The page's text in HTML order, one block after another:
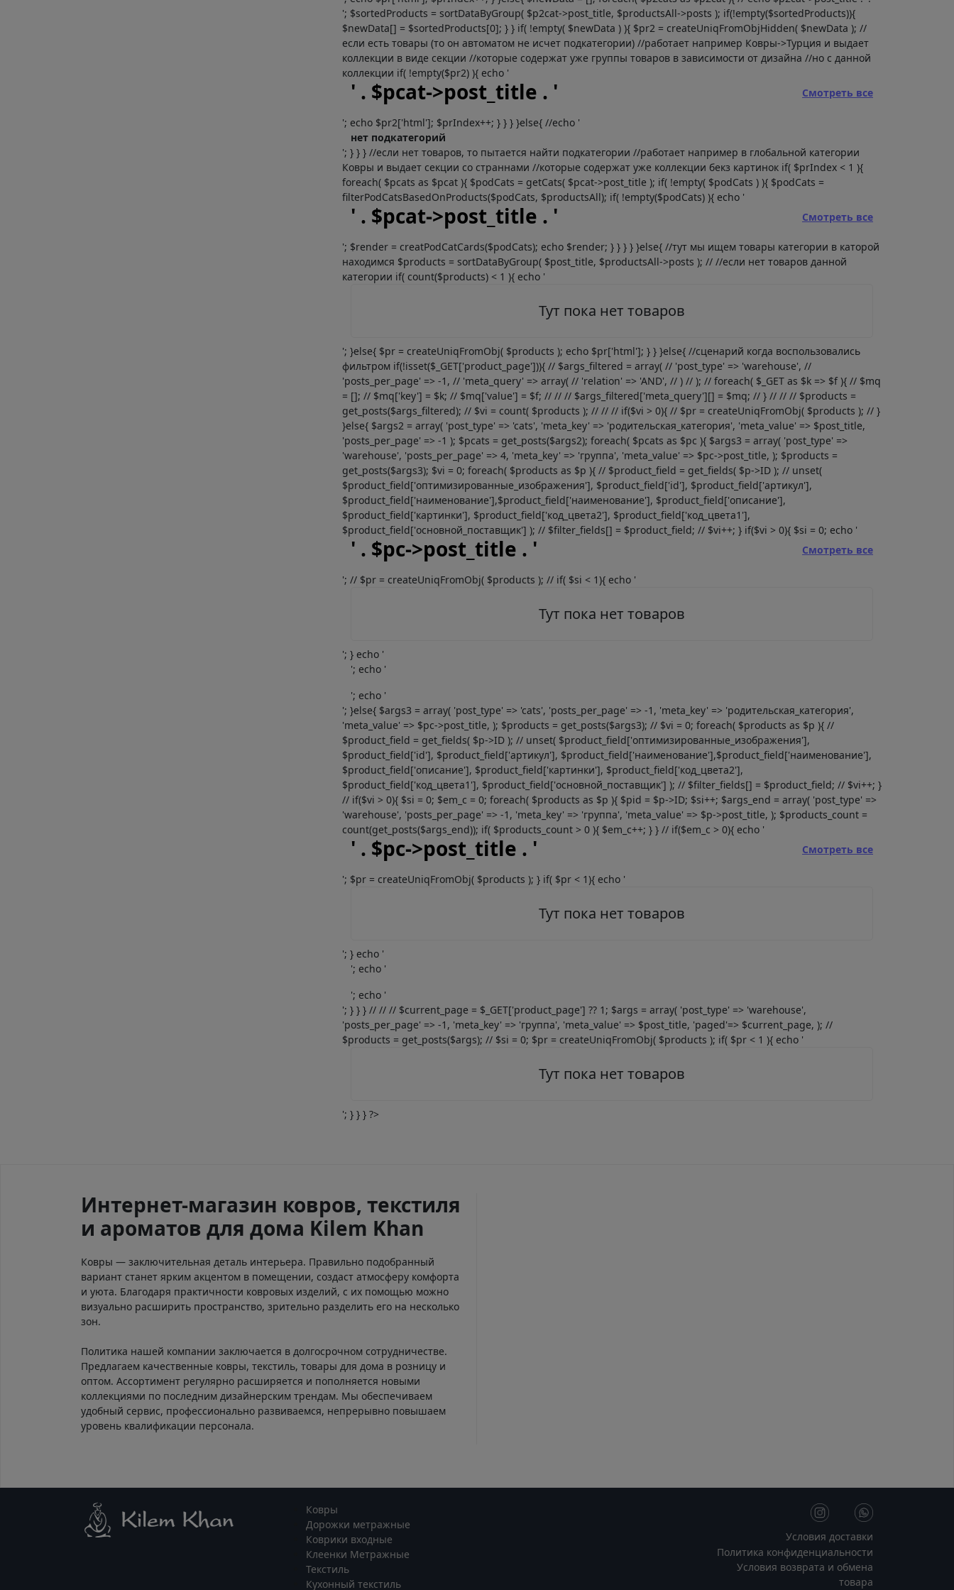
'; $sortedProducts = sortDataByGroup( $p2cat->post_title, $productsAll->posts ); if(!empty($sortedProducts)){
$newData[] = $sortedProducts[0]; } } if( !empty( $newData ) ){ $pr2 = createUniqFromObjHidden( $newData ); //
если есть товары (то он автоматом не исчет подкатегории) //работает например Ковры->Турция и выдает
коллекции в виде секции //которые содержат уже группы товаров в зависимости от дизайна //но с данной
коллекции if( !empty($pr2) ){ echo '
' . $pcat->post_title . ' Смотреть все
'; echo $pr2['html']; $prIndex++; } } } }else{ //echo '
нет подкатегорий
'; } } } //если нет товаров, то пытается найти подкатегории //работает например в глобальной категории
Ковры и выдает секции со страннами //которые содержат уже коллекции бекз картинок if( $prIndex < 1 ){
foreach( $pcats as $pcat ){ $podCats = getCats( $pcat->post_title ); if( !empty( $podCats ) ){ $podCats =
filterPodCatsBasedOnProducts($podCats, $productsAll); if( !empty($podCats) ){ echo '
' . $pcat->post_title . ' Смотреть все
'; $render = creatPodCatCards($podCats); echo $render; } } } } }else{ //тут мы ищем товары категории в каторой
находимся $products = sortDataByGroup( $post_title, $productsAll->posts ); // //если нет товаров данной
категории if( count($products) < 1 ){ echo '
Тут пока нет товаров
'; }else{ $pr = createUniqFromObj( $products ); echo $pr['html']; } } }else{ //сценарий когда воспользовались
фильтром if(!isset($_GET['product_page'])){ // $args_filtered = array( // 'post_type' => 'warehouse', //
'posts_per_page' => -1, // 'meta_query' => array( // 'relation' => 'AND', // ) // ); // foreach( $_GET as $k => $f ){ // $mq
= []; // $mq['key'] = $k; // $mq['value'] = $f; // // // $args_filtered['meta_query'][] = $mq; // } // // // $products =
get_posts($args_filtered); // $vi = count( $products ); // // // if($vi > 0){ // $pr = createUniqFromObj( $products ); // }
}else{ $args2 = array( 'post_type' => 'cats', 'meta_key' => 'родительская_категория', 'meta_value' => $post_title,
'posts_per_page' => -1 ); $pcats = get_posts($args2); foreach( $pcats as $pc ){ $args3 = array( 'post_type' =>
'warehouse', 'posts_per_page' => 4, 'meta_key' => 'группа', 'meta_value' => $pc->post_title, ); $products =
get_posts($args3); $vi = 0; foreach( $products as $p ){ // $product_field = get_fields( $p->ID ); // unset(
$product_field['оптимизированные_изображения'], $product_field['id'], $product_field['артикул'],
$product_field['наименование'],$product_field['наименование'], $product_field['описание'],
$product_field['картинки'], $product_field['код_цвета2'], $product_field['код_цвета1'],
$product_field['основной_поставщик'] ); // $filter_fields[] = $product_field; // $vi++; } if($vi > 0){ $si = 0; echo '
' . $pc->post_title . ' Смотреть все
'; // $pr = createUniqFromObj( $products ); // if( $si < 1){ echo '
Тут пока нет товаров
'; } echo '
'; echo '
'; echo '
'; }else{ $args3 = array( 'post_type' => 'cats', 'posts_per_page' => -1, 'meta_key' => 'родительская_категория',
'meta_value' => $pc->post_title, ); $products = get_posts($args3); // $vi = 0; foreach( $products as $p ){ //
$product_field = get_fields( $p->ID ); // unset( $product_field['оптимизированные_изображения'],
$product_field['id'], $product_field['артикул'], $product_field['наименование'],$product_field['наименование'],
$product_field['описание'], $product_field['картинки'], $product_field['код_цвета2'],
$product_field['код_цвета1'], $product_field['основной_поставщик'] ); // $filter_fields[] = $product_field; // $vi++; }
// if($vi > 0){ $si = 0; $em_c = 0; foreach( $products as $p ){ $pid = $p->ID; $si++; $args_end = array( 'post_type' =>
'warehouse', 'posts_per_page' => -1, 'meta_key' => 'группа', 'meta_value' => $p->post_title, ); $products_count =
count(get_posts($args_end)); if( $products_count > 0 ){ $em_c++; } } // if($em_c > 0){ echo '
' . $pc->post_title . ' Смотреть все
'; $pr = createUniqFromObj( $products ); } if( $pr < 1){ echo '
Тут пока нет товаров
'; } echo '
'; echo '
'; echo '
'; } } } // // // $current_page = $_GET['product_page'] ?? 1; $args = array( 'post_type' => 'warehouse',
'posts_per_page' => -1, 'meta_key' => 'группа', 'meta_value' => $post_title, 'paged'=> $current_page, ); //
$products = get_posts($args); // $si = 0; $pr = createUniqFromObj( $products ); if( $pr < 1 ){ echo '
Тут пока нет товаров
'; } } } ?>
Интернет-магазин ковров, текстиля
и ароматов для дома Kilem Khan
Ковры — заключительная деталь интерьера. Правильно подобранный
вариант станет ярким акцентом в помещении, создаст атмосферу комфорта
и уюта. Благодаря практичности ковровых изделий, с их помощью можно
визуально расширить пространство, зрительно разделить его на несколько
зон.
Политика нашей компании заключается в долгосрочном сотрудничестве.
Предлагаем качественные ковры, текстиль, товары для дома в розницу и
оптом. Ассортимент регулярно расширяется и пополняется новыми
коллекциями по последним дизайнерским трендам. Мы обеспечиваем
удобный сервис, профессионально развиваемся, непрерывно повышаем
уровень квалификации персонала.
Ковры
Дорожки метражные
Коврики входные
Клеенки Метражные
Текстиль
Кухонный текстиль
Условия доставки
Политика конфиденциальности
Условия возврата и обмена
товара